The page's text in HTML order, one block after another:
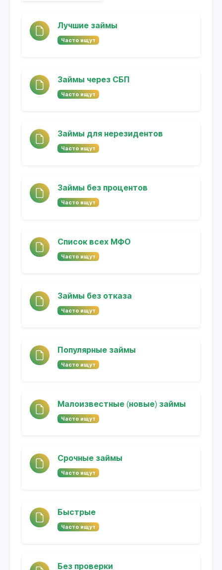
Лучшие займы
Часто ищут
Займы через СБП
Часто ищут
Займы для нерезидентов
Часто ищут
Займы без процентов
Часто ищут
Список всех МФО
Часто ищут
Займы без отказа
Часто ищут
Популярные займы
Часто ищут
Малоизвестные (новые) займы
Часто ищут
Срочные займы
Часто ищут
Быстрые
Часто ищут
Без проверки